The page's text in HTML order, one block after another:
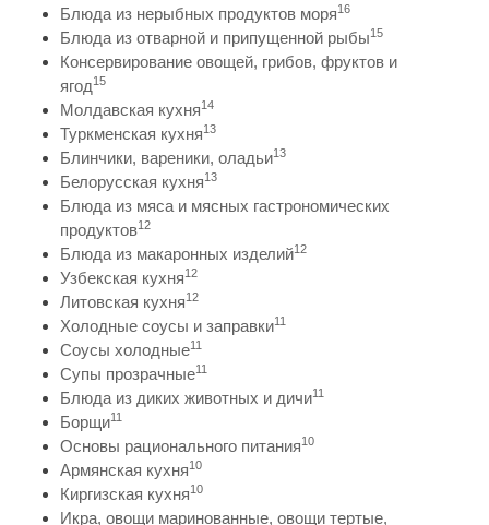
Блюда из нерыбных продуктов моря16
Блюда из отварной и припущенной рыбы15
Консервирование овощей, грибов, фруктов и
ягод15
Молдавская кухня14
Туркменская кухня13
Блинчики, вареники, оладьи13
Белорусская кухня13
Блюда из мяса и мясных гастрономических
продуктов12
Блюда из макаронных изделий12
Узбекская кухня12
Литовская кухня12
Холодные соусы и заправки11
Соусы холодные11
Супы прозрачные11
Блюда из диких животных и дичи11
Борщи11
Основы рационального питания10
Армянская кухня10
Киргизская кухня10
Икра, овощи маринованные, овощи тертые,